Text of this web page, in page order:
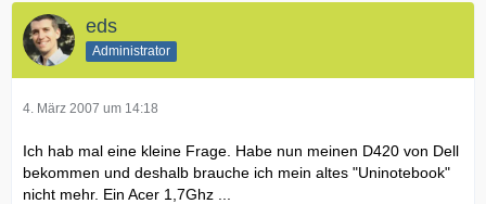
eds
Administrator
4. März 2007 um 14:18
Ich hab mal eine kleine Frage. Habe nun meinen D420 von Dell
bekommen und deshalb brauche ich mein altes "Uninotebook"
nicht mehr. Ein Acer 1,7Ghz ...